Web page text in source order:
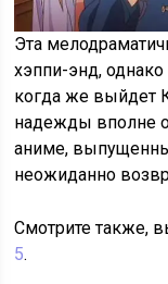
Эта
хэппи-энд,
когда же выйдет
надежды вполне
аниме,
неожиданно
Смотрите также,
5.